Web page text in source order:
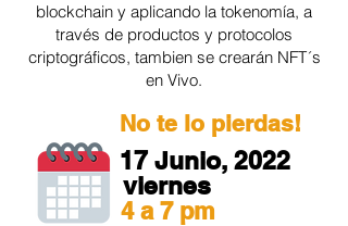
blockchain y aplicando la tokenomía, a
través de productos y protocolos
criptográficos, tambien se crearán NFT´s
en Vivo.
No te lo pierdas!
17 Junio, 2022
viernes
4 a 7 pm